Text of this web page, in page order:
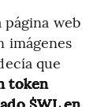
web
imágenes
que
token